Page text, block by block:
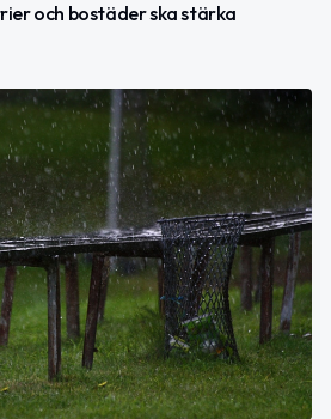
och bostäder ska stärka